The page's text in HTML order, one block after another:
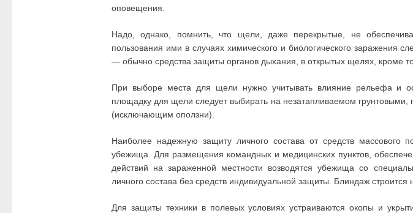
оповещения.
Надо, однако, помнить, что щели, даже перекрытые, не
пользования ими в случаях химического и биологического заражения
— обычно средства защиты органов дыхания, в открытых щелях, кроме
При выборе места для щели нужно учитывать влияние рельефа и
площадку для щели следует выбирать на незатапливаемом
(исключающим оползни).
Наиболее надежную защиту личного состава от средств массового
убежища. Для размещения командных и медицинских пунктов,
действий на зараженной местности возводятся убежища со
личного состава без средств индивидуальной защиты. Блиндаж
Для защиты техники в полевых условиях устраиваются окопы и